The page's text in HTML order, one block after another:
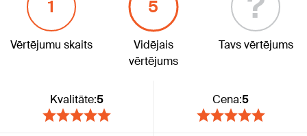
1
Vērtējumu skaits
5
Vidējais
vērtējums
Tavs vērtējums
Kvalitāte:5 Cena:5